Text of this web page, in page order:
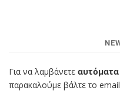
Για να λαμβάνετε
παρακαλούμε βάλτε το